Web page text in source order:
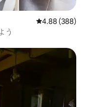
レビュー388
4.88 (388)
う